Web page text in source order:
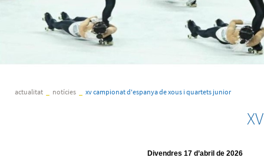
actualitat notícies xv campionat d'espanya de xous i quartets junior
Divendres 17 d’abril de 2026